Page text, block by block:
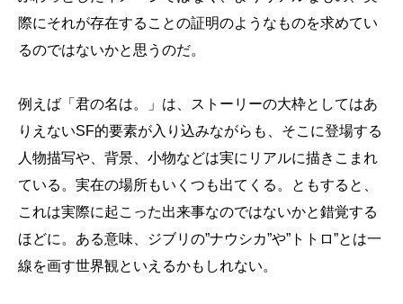
際にそれが存在することの証明のようなものを求めてい
るのではないかと思うのだ。
例えば「君の名は。」は、ストーリーの大枠としてはあ
りえないSF的要素が入り込みながらも、そこに登場する
人物描写や、背景、小物などは実にリアルに描きこまれ
ている。実在の場所もいくつも出てくる。ともすると、
これは実際に起こった出来事なのではないかと錯覚する
ほどに。ある意味、ジブリの”ナウシカ”や”トトロ”とは一
線を画す世界観といえるかもしれない。